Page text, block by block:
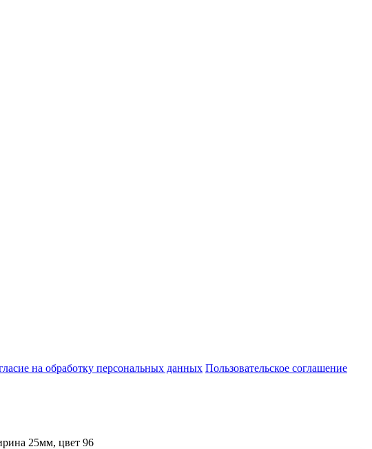
на обработку персональных данных Пользовательское соглашение
25мм, цвет 96